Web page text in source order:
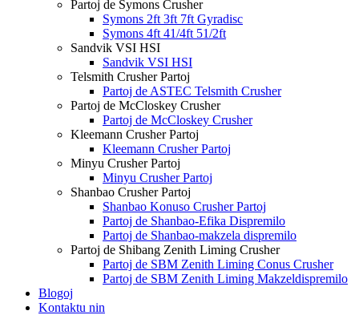
Partoj de Symons Crusher
Symons 2ft 3ft 7ft Gyradisc
Symons 4ft 41/4ft 51/2ft
Sandvik VSI HSI
Sandvik VSI HSI
Telsmith Crusher Partoj
Partoj de ASTEC Telsmith Crusher
Partoj de McCloskey Crusher
Partoj de McCloskey Crusher
Kleemann Crusher Partoj
Kleemann Crusher Partoj
Minyu Crusher Partoj
Minyu Crusher Partoj
Shanbao Crusher Partoj
Shanbao Konuso Crusher Partoj
Partoj de Shanbao-Efika Dispremilo
Partoj de Shanbao-makzela dispremilo
Partoj de Shibang Zenith Liming Crusher
Partoj de SBM Zenith Liming Conus Crusher
Partoj de SBM Zenith Liming Makzeldispremilo
Blogoj
Kontaktu nin